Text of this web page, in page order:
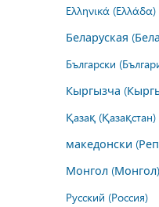
Ελληνικά (Ελλάδα)
Беларуская
Български
Кыргызча
Қазақ (Қазақстан)
македонски
Монгол (Монгол)
Русский (Россия)